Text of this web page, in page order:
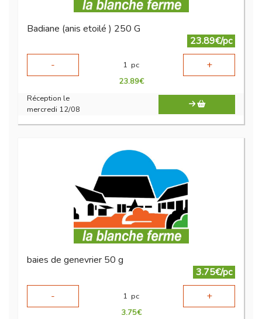
Badiane (anis etoilé ) 250 G
23.89€/pc
-
1 pc +
23.89€
Réception le
mercredi 12/08
baies de genevrier 50 g
3.75€/pc
-
1 pc +
3.75€